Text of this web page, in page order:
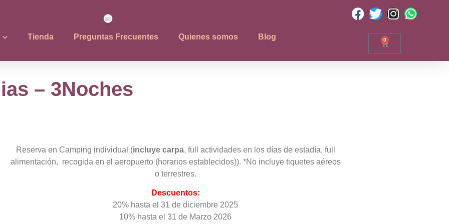
Tienda Preguntas Frecuentes Quienes somos Blog 0
– 3Noches
Reserva en Camping individual (incluye carpa, full actividades en los días de estadía, full
alimentación, recogida en el aeropuerto (horarios establecidos)). *No incluye tiquetes aéreos
o terrestres.
Descuentos:
20% hasta el 31 de diciembre 2025
10% hasta el 31 de Marzo 2026